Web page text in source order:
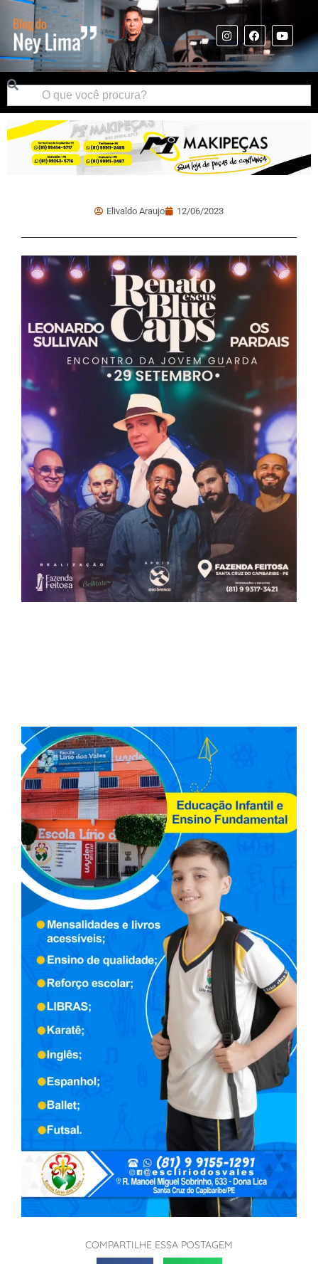
Elivaldo Araujo 12/06/2023
COMPARTILHE ESSA POSTAGEM